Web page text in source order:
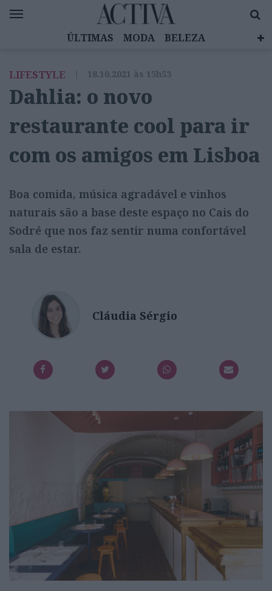
ÚLTIMAS MODA
BELEZA
EMOÇÕES
MULHERES INSPIRADORAS
DIZ QUEM SABE
ACTIVA BRAND STUDIO
LIFESTYLE | 18.10.2021 às 15h53
Dahlia: o novo
restaurante cool para ir
com os amigos em Lisboa
Boa comida, música agradável e vinhos
naturais são a base deste espaço no Cais do
Sodré que nos faz sentir numa confortável
sala de estar.
Cláudia Sérgio